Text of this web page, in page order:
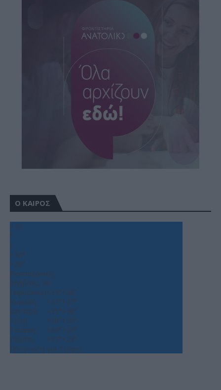
Ο ΚΑΙΡΟΣ
+33
°
C
+34°
+26°
Θεσσαλονίκη
Σάββατο, 08
Παρασκευή+34°+26°
Κυριακή
+37°+27°
Δευτέρα
+35°+26°
Τρίτη
+36°+25°
Τετάρτη
+36°+25°
Πέμπτη
+37°+25°
Πρόγνωση για 7 μέρες